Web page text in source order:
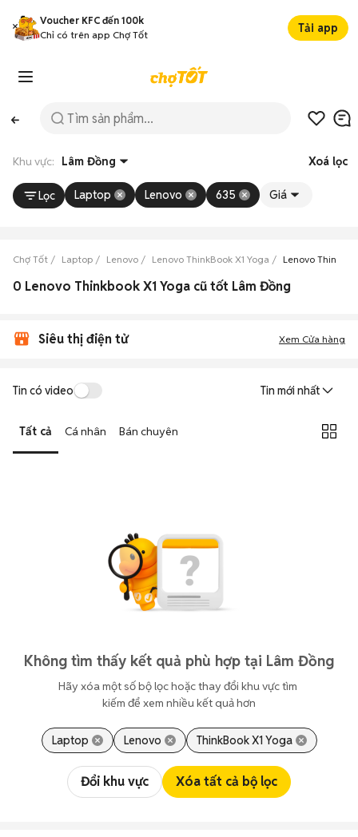
Voucher KFC đến 100k
Chỉ có trên app Chợ Tốt
Tải app
Khu vực: Lâm Đồng Xoá lọc
Lọc Laptop Lenovo 635 Giá
Chợ Tốt Laptop Lenovo Lenovo ThinkBook X1 Yoga Lenovo
0 Lenovo Thinkbook X1 Yoga cũ tốt Lâm Đồng
Siêu thị điện tử Xem Cửa hàng
Tin có video Tin mới nhất
Tất cả Cá nhân Bán chuyên
Không tìm thấy kết quả phù hợp tại Lâm Đồng
Hãy xóa một số bộ lọc hoặc thay đổi khu vực tìm
kiếm để xem nhiều kết quả hơn
Laptop Lenovo ThinkBook X1 Yoga
Đổi khu vực Xóa tất cả bộ lọc